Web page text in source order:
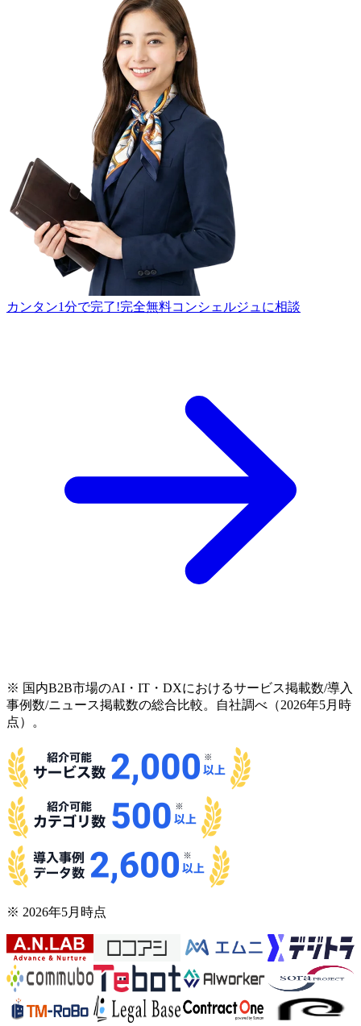
カンタン1分で完了!完全無料コンシェルジュに相談
※ 国内B2B市場のAI・IT・DXにおけるサービス掲載数/導入
事例数/ニュース掲載数の総合比較。自社調べ（2026年5月時
点）。
※ 2026年5月時点